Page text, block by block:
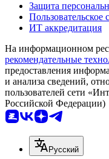
Защита
Пользовательское
ИТ аккредитация
На информационном
рекомендательные
предоставления
и анализа сведений,
пользователей сети
Российской Федерации)
Русский